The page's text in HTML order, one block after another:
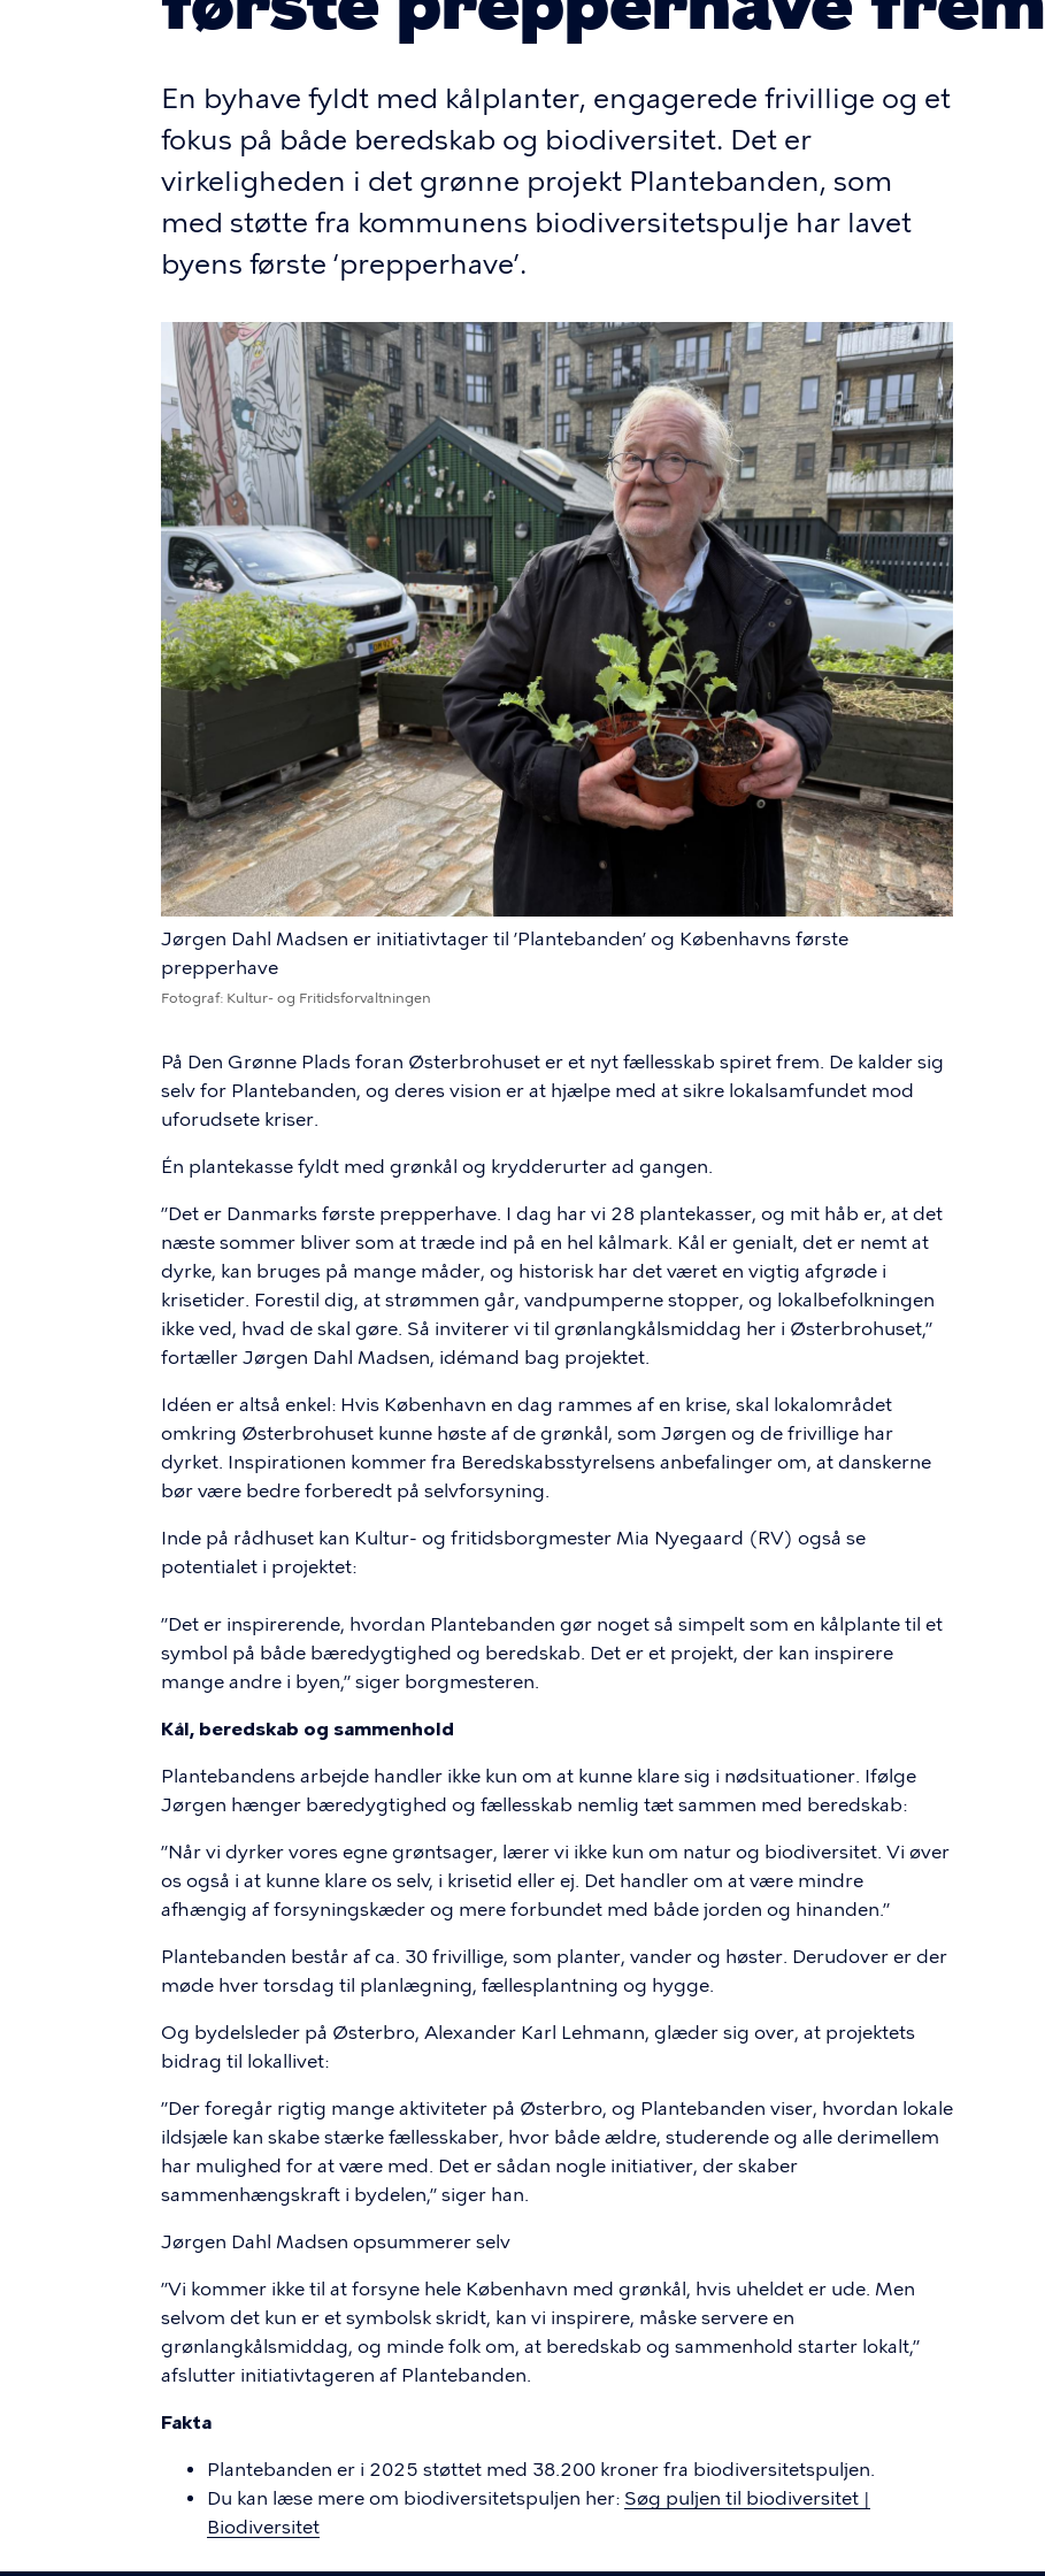
En byhave fyldt med kålplanter, engagerede frivillige og et
fokus på både beredskab og biodiversitet. Det er
virkeligheden i det grønne projekt Plantebanden, som
med støtte fra kommunens biodiversitetspulje har lavet
byens første ‘prepperhave’.
Billede
Jørgen Dahl Madsen er initiativtager til ’Plantebanden’ og Københavns første
prepperhave
Fotograf Kultur- og Fritidsforvaltningen
På Den Grønne Plads foran Østerbrohuset er et nyt fællesskab spiret frem. De kalder sig
selv for Plantebanden, og deres vision er at hjælpe med at sikre lokalsamfundet mod
uforudsete kriser.
Én plantekasse fyldt med grønkål og krydderurter ad gangen.
”Det er Danmarks første prepperhave. I dag har vi 28 plantekasser, og mit håb er, at det
næste sommer bliver som at træde ind på en hel kålmark. Kål er genialt, det er nemt at
dyrke, kan bruges på mange måder, og historisk har det været en vigtig afgrøde i
krisetider. Forestil dig, at strømmen går, vandpumperne stopper, og lokalbefolkningen
ikke ved, hvad de skal gøre. Så inviterer vi til grønlangkålsmiddag her i Østerbrohuset,”
fortæller Jørgen Dahl Madsen, idémand bag projektet.
Idéen er altså enkel: Hvis København en dag rammes af en krise, skal lokalområdet
omkring Østerbrohuset kunne høste af de grønkål, som Jørgen og de frivillige har
dyrket. Inspirationen kommer fra Beredskabsstyrelsens anbefalinger om, at danskerne
bør være bedre forberedt på selvforsyning.
Inde på rådhuset kan Kultur- og fritidsborgmester Mia Nyegaard (RV) også se
potentialet i projektet:
”Det er inspirerende, hvordan Plantebanden gør noget så simpelt som en kålplante til et
symbol på både bæredygtighed og beredskab. Det er et projekt, der kan inspirere
mange andre i byen,” siger borgmesteren.
Kål, beredskab og sammenhold
Plantebandens arbejde handler ikke kun om at kunne klare sig i nødsituationer. Ifølge
Jørgen hænger bæredygtighed og fællesskab nemlig tæt sammen med beredskab:
”Når vi dyrker vores egne grøntsager, lærer vi ikke kun om natur og biodiversitet. Vi øver
os også i at kunne klare os selv, i krisetid eller ej. Det handler om at være mindre
afhængig af forsyningskæder og mere forbundet med både jorden og hinanden.”
Plantebanden består af ca. 30 frivillige, som planter, vander og høster. Derudover er der
møde hver torsdag til planlægning, fællesplantning og hygge.
Og bydelsleder på Østerbro, Alexander Karl Lehmann, glæder sig over, at projektets
bidrag til lokallivet:
”Der foregår rigtig mange aktiviteter på Østerbro, og Plantebanden viser, hvordan lokale
ildsjæle kan skabe stærke fællesskaber, hvor både ældre, studerende og alle derimellem
har mulighed for at være med. Det er sådan nogle initiativer, der skaber
sammenhængskraft i bydelen,” siger han.
Jørgen Dahl Madsen opsummerer selv
”Vi kommer ikke til at forsyne hele København med grønkål, hvis uheldet er ude. Men
selvom det kun er et symbolsk skridt, kan vi inspirere, måske servere en
grønlangkålsmiddag, og minde folk om, at beredskab og sammenhold starter lokalt,”
afslutter initiativtageren af Plantebanden.
Fakta
Plantebanden er i 2025 støttet med 38.200 kroner fra biodiversitetspuljen.
Du kan læse mere om biodiversitetspuljen her: Søg puljen til biodiversitet |
Biodiversitet